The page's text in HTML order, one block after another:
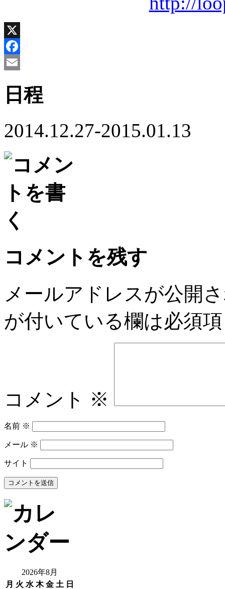
X
Facebook
日程
2014.12.27-2015.01.13
コメントを残す
メールアドレスが公開
が付いている欄は必須
コメント ※
名前 ※
メール ※
サイト
2026年8月
月 火 水 木 金 土 日